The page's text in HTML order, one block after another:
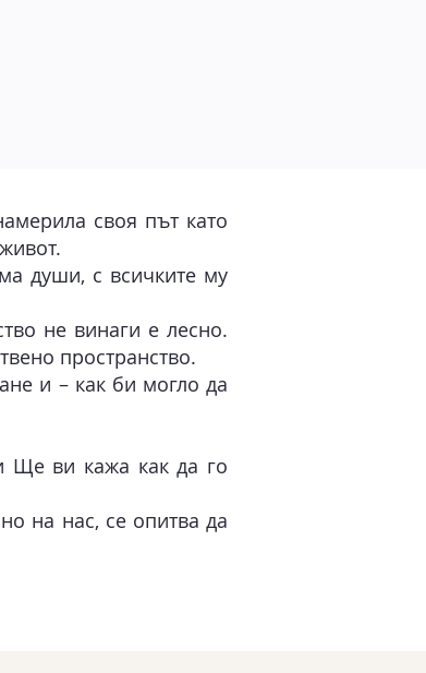
своя път като
души, с всичките му
не винаги е лесно.
пространство.
и – как би могло да
Ще ви кажа как да го
на нас, се опитва да